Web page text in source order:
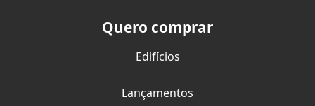
Quero comprar
Edifícios
Lançamentos